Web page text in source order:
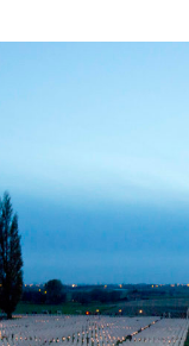
and ALDE